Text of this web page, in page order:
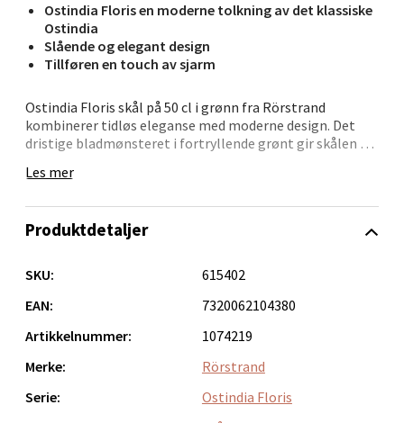
Ostindia Floris en moderne tolkning av det klassiske
Ostindia
Slående og elegant design
Tillføren en touch av sjarm
Ostindia Floris skål på 50 cl i grønn fra Rörstrand
kombinerer tidløs eleganse med moderne design. Det
dristige bladmønsteret i fortryllende grønt gir skålen en
snacks eller som en del av en elegant borddekking.
gjør den til et allsidig og imponerende valg til både
Les mer
Produktdetaljer
SKU:
615402
EAN:
7320062104380
Artikkelnummer:
1074219
Merke:
Rörstrand
Serie:
Ostindia Floris
Bergen - Oasen Senter
Folke Bernadottes vei 52, 5147 Fyllingsdalen
Åpent i dag 10-18
Velg
Oppdal - Aunasenteret
Aunasenteret, Sunndalsvegen 3, 7340 Oppdal